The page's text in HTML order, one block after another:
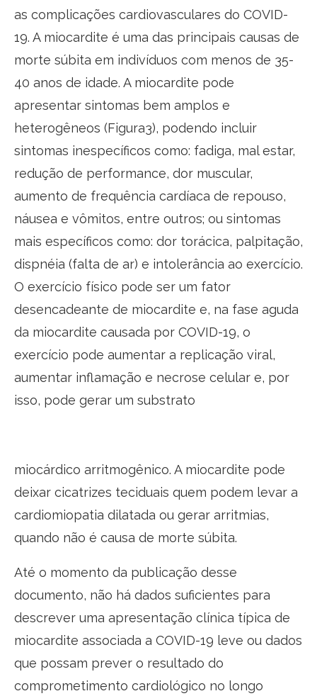
as complicações cardiovasculares do COVID-
19. A miocardite é uma das principais causas de
morte súbita em indivíduos com menos de 35-
40 anos de idade. A miocardite pode
apresentar sintomas bem amplos e
heterogêneos (Figura3), podendo incluir
sintomas inespecíficos como: fadiga, mal estar,
redução de performance, dor muscular,
aumento de frequência cardíaca de repouso,
náusea e vômitos, entre outros; ou sintomas
mais específicos como: dor torácica, palpitação,
dispnéia (falta de ar) e intolerância ao exercício.
O exercício físico pode ser um fator
desencadeante de miocardite e, na fase aguda
da miocardite causada por COVID-19, o
exercício pode aumentar a replicação viral,
aumentar inflamação e necrose celular e, por
isso, pode gerar um substrato
miocárdico arritmogênico. A miocardite pode
deixar cicatrizes teciduais quem podem levar a
cardiomiopatia dilatada ou gerar arritmias,
quando não é causa de morte súbita.
Até o momento da publicação desse
documento, não há dados suficientes para
descrever uma apresentação clínica típica de
miocardite associada a COVID-19 leve ou dados
que possam prever o resultado do
comprometimento cardiológico no longo